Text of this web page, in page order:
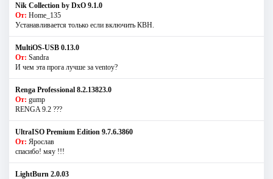
Nik Collection by DxO 9.1.0
От: Home_135
Устанавливается только если включить КВН.
MultiOS-USB 0.13.0
От: Sandra
И чем эта прога лучше за ventoy?
Renga Professional 8.2.13823.0
От: gump
RENGA 9.2 ???
UltraISO Premium Edition 9.7.6.3860
От: Ярослав
спасибо! мяу !!!
LightBurn 2.0.03